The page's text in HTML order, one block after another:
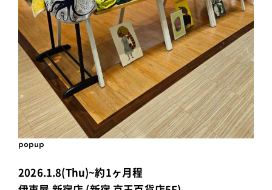
popup
2026.1.8(Thu)~約1ヶ月程